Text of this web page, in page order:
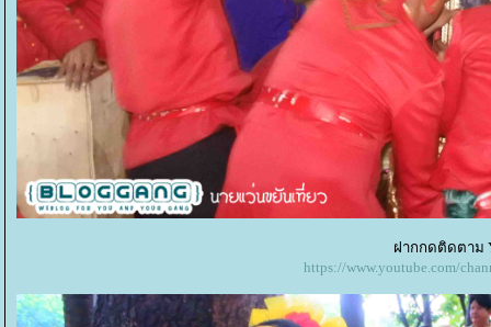
ฝากกดติดตาม
https://www.youtube.com/